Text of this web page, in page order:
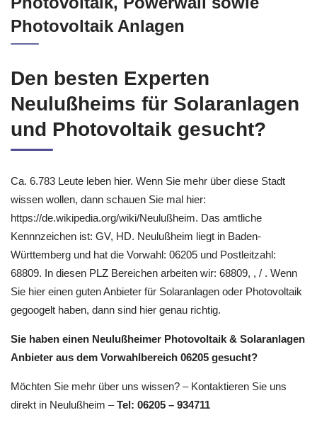
Photovoltaik Anlagen
Den besten Experten
Neulußheims für Solaranlagen
und Photovoltaik gesucht?
Ca. 6.783 Leute leben hier. Wenn Sie mehr über diese Stadt
wissen wollen, dann schauen Sie mal hier:
https://de.wikipedia.org/wiki/Neulußheim. Das amtliche
Kennnzeichen ist: GV, HD. Neulußheim liegt in Baden-
Württemberg und hat die Vorwahl: 06205 und Postleitzahl:
68809. In diesen PLZ Bereichen arbeiten wir: 68809, , / . Wenn
Sie hier einen guten Anbieter für Solaranlagen oder Photovoltaik
gegoogelt haben, dann sind hier genau richtig.
Sie haben einen Neulußheimer Photovoltaik & Solaranlagen
Anbieter aus dem Vorwahlbereich 06205 gesucht?
Möchten Sie mehr über uns wissen? – Kontaktieren Sie uns
direkt in Neulußheim –Tel: 06205 – 934711